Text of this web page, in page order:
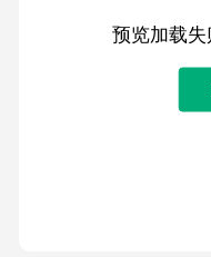
预览加载